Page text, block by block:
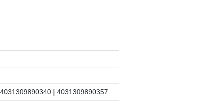
| 4031309890357